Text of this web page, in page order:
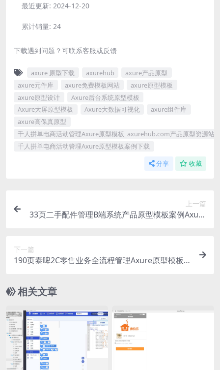
最近更新: 2024-12-20
累计销量: 24
下载遇到问题？可联系客服或反馈
axure 原型下载 axurehub
axure产品原型
axure元件库
axure免费模板网站
axure原型模板
axure原型设计
Axure后台系统原型模板
Axure大屏原型模板
Axure大数据可视化
axure组件库
axure高保真原型
千人拼单电商活动管理Axure原型模板_axurehub.com产品原型资源站
千人拼单电商活动管理Axure原型模板案例下载
分享 收藏
上一篇
33页二手配件管理B端系统产品原型模板案例Axure
下一篇
190页泰啤2C零售业务全流程管理Axure原型模板下
相关文章